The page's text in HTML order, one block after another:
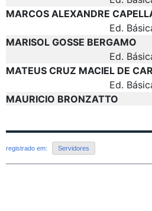
registrado em: Servidores